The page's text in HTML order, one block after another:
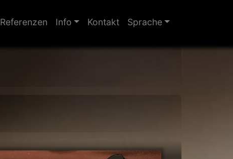
Referenzen Info Kontakt Sprache